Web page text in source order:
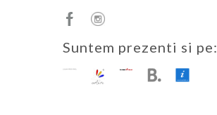
Suntem prezenti si pe: